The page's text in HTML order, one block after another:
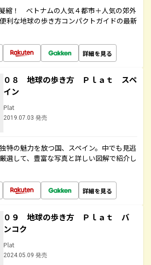
縮！ ベトナムの人気４都市＋人気の郊外
利な地球の歩き方コンパクトガイドの最新
詳細を見る
０８ 地球の歩き方 Ｐｌａｔ スペ
イン
Plat
2019.07.03 発売
特の魅力を放つ国、スペイン。中でも見逃
選して、豊富な写真と詳しい図解で紹介し
詳細を見る
０９ 地球の歩き方 Ｐｌａｔ バ
ンコク
Plat
2024.05.09 発売